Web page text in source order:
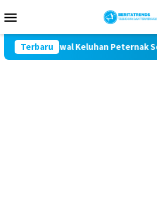
ke
Mobile
Terbaru
Kawal Keluhan Peternak Soal